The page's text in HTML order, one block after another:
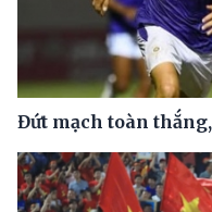
Đứt mạch toàn